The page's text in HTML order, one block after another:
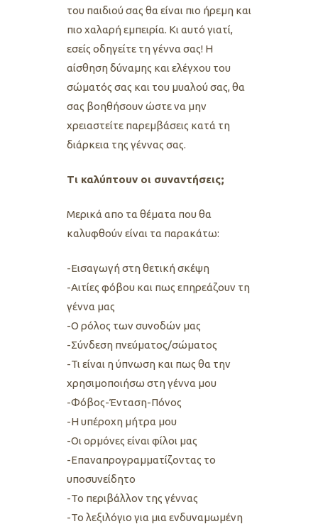
του παιδιού σας θα είναι πιο ήρεμη και
πιο χαλαρή εμπειρία. Κι αυτό γιατί,
εσείς οδηγείτε τη γέννα σας! Η
αίσθηση δύναμης και ελέγχου του
σώματός σας και του μυαλού σας, θα
σας βοηθήσουν ώστε να μην
χρειαστείτε παρεμβάσεις κατά τη
διάρκεια της γέννας σας.
Τι καλύπτουν οι συναντήσεις;
Mερικά απο τα θέματα που θα
καλυφθούν είναι τα παρακάτω:
-Εισαγωγή στη θετική σκέψη
-Αιτίες φόβου και πως επηρεάζουν τη
γέννα μας
-Ο ρόλος των συνοδών μας
-Σύνδεση πνεύματος/σώματος
-Τι είναι η ύπνωση και πως θα την
χρησιμοποιήσω στη γέννα μου
-Φόβος-Ένταση-Πόνος
-Η υπέροχη μήτρα μου
-Οι ορμόνες είναι φίλοι μας
-Επαναπρογραμματίζοντας το
υποσυνείδητο
-Το περιβάλλον της γέννας
-Το λεξιλόγιο για μια ενδυναμωμένη